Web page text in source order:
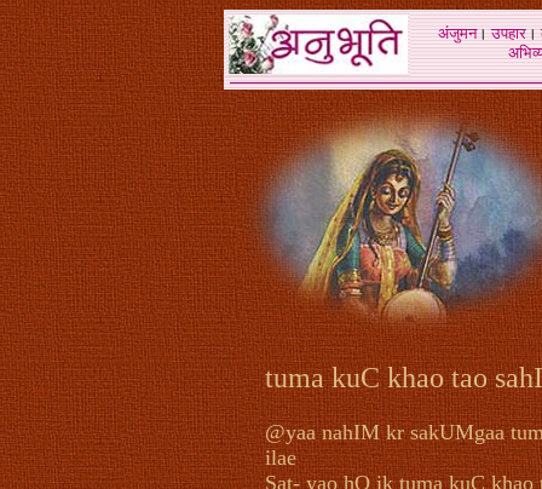
अंजुमन।उपहार।
tuma kuC khao tao sahI
@yaa nahIM kr sakUMgaa
ilae
Sat- yao hO ik tuma kuC khao